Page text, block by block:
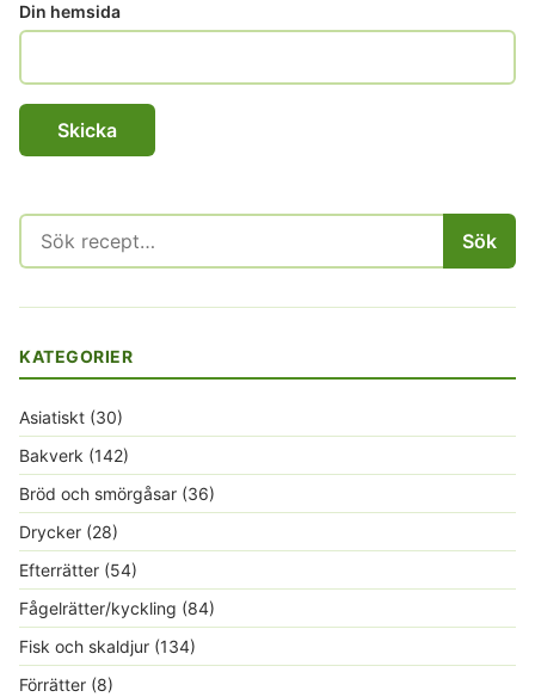
Din hemsida
Sök
efter:
Sök
KATEGORIER
Asiatiskt (30)
Bakverk (142)
Bröd och smörgåsar (36)
Drycker (28)
Efterrätter (54)
Fågelrätter/kyckling (84)
Fisk och skaldjur (134)
Förrätter (8)